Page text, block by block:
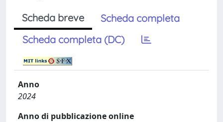
Scheda breve
Scheda completa
Scheda completa (DC)
Anno
2024
Anno di pubblicazione online